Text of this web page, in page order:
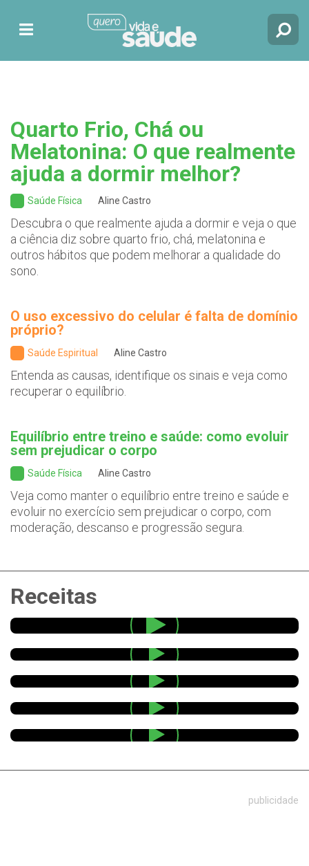
Quarto Frio, Chá ou
Melatonina: O que realmente
ajuda a dormir melhor?
Saúde Física Aline Castro
Descubra o que realmente ajuda a dormir e veja o que
a ciência diz sobre quarto frio, chá, melatonina e
outros hábitos que podem melhorar a qualidade do
sono.
O uso excessivo do celular é falta de domínio
próprio?
Saúde Espiritual Aline Castro
Entenda as causas, identifique os sinais e veja como
recuperar o equilíbrio.
Equilíbrio entre treino e saúde: como evoluir
sem prejudicar o corpo
Saúde Física Aline Castro
Veja como manter o equilíbrio entre treino e saúde e
evoluir no exercício sem prejudicar o corpo, com
moderação, descanso e progressão segura.
Receitas
publicidade